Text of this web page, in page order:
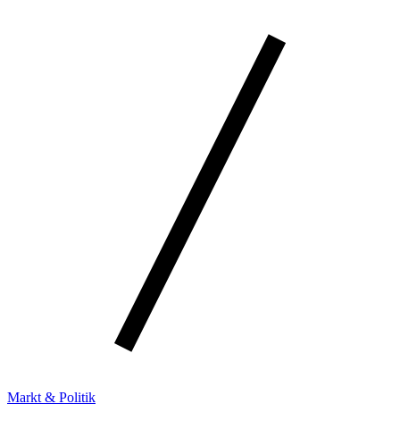
Markt & Politik